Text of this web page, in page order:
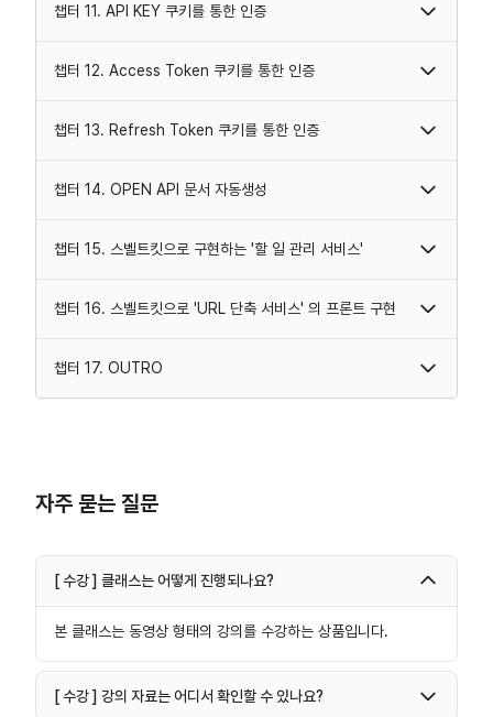
챕터 11. API KEY 쿠키를 통한 인증
챕터 12. Access Token 쿠키를 통한 인증
챕터 13. Refresh Token 쿠키를 통한 인증
챕터 14. OPEN API 문서 자동생성
챕터 15. 스벨트킷으로 구현하는 '할 일 관리 서비스'
챕터 16. 스벨트킷으로 'URL 단축 서비스' 의 프론트 구현
챕터 17. OUTRO
자주 묻는 질문
[ 수강 ] 클래스는 어떻게 진행되나요?
본 클래스는 동영상 형태의 강의를 수강하는 상품입니다.
[ 수강 ] 강의 자료는 어디서 확인할 수 있나요?